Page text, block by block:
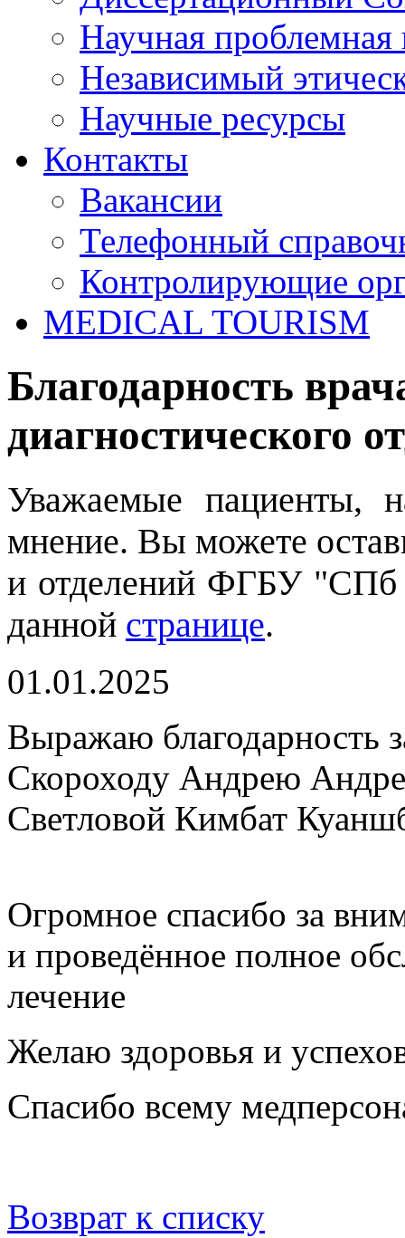
Научная проблемная
Независимый
Научные ресурсы
Контакты
Вакансии
Телефонный
Контролирующие
MEDICAL TOURISM
Благодарность
диагностического
Уважаемые пациенты,
мнение. Вы можете
и отделений ФГБУ
данной странице.
01.01.2025
Выражаю благодарность
Скороходу Андрею
Светловой Кимбат
Огромное спасибо за
и проведённое полное
лечение
Желаю здоровья и
Спасибо всему
Возврат к списку